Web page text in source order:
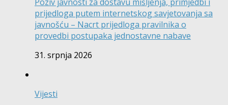
prijedloga putem internetskog savjetovanja sa
javnošću – Nacrt prijedloga pravilnika o
provedbi postupaka jednostavne nabave
31. srpnja 2026
Vijesti